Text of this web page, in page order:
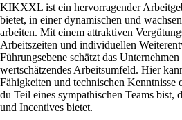
KIKXXL ist ein hervorragender
bietet, in einer dynamischen und
arbeiten. Mit einem attraktiven
Arbeitszeiten und individuellen
Führungsebene schätzt das
wertschätzendes Arbeitsumfeld. Hier
Fähigkeiten und technischen Kenntnisse
du Teil eines sympathischen Teams bist,
und Incentives bietet.